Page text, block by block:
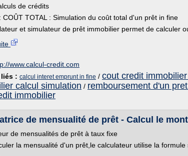
de crédits
COÛT TOTAL : Simulation du coût total d'un prêt in fine
et simulateur de prêt immobilier permet de calculer
www.calcul-credit.com
: calcul interet emprunt in fine / cout credit
calcul simulation / remboursement d'un pret
immobilier
de mensualité de prêt - Calcul le
de mensualités de prêt à taux fixe
la mensualité d'un prêt,le calculateur utilise la formule